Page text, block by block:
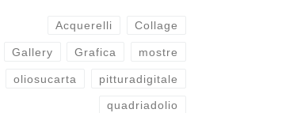
Acquerelli Collage
Gallery Grafica mostre
oliosucarta pitturadigitale
quadriadolio